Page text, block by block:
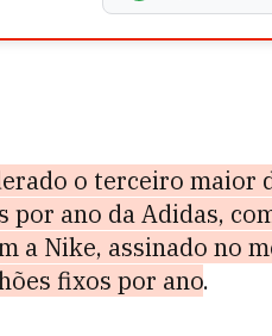
o terceiro maior
por ano da Adidas,
a Nike, assinado no
fixos por ano.